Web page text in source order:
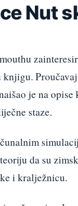
Nut
je na
staze.
da su
i kralježnicu.